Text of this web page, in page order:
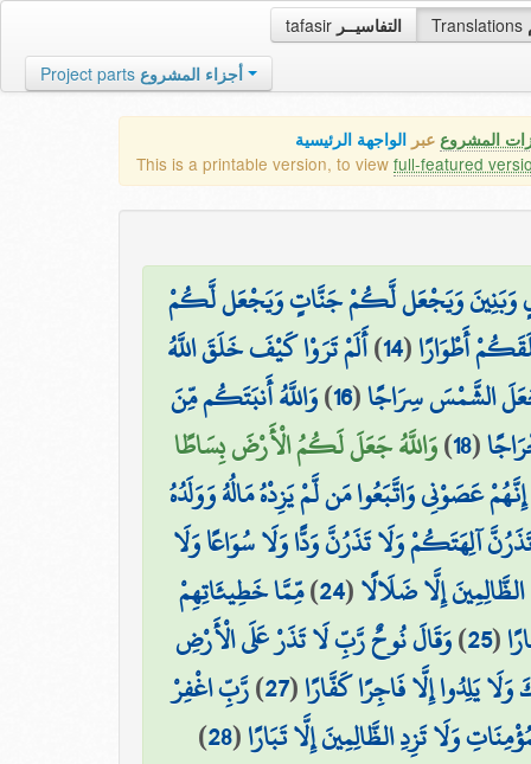
tafasir التفاسيــر Translations
Project parts أجزاء المشروع
المشروع عبر الواجهة الرئيسية
This is a printable version, to view full-featured
وَبَنِينَ وَيَجْعَل لَّكُمْ جَنَّاتٍ وَيَجْعَل لَّكُمْ
أَطْوَارًا(
14
)أَلَمْ تَرَوْا كَيْفَ خَلَقَ اللَّهُ
الشَّمْسَ سِرَاجًا(
16
)وَاللَّهُ أَنبَتَكُم مِّنَ
(
18
)وَاللَّهُ جَعَلَ لَكُمُ الْأَرْضَ بِسَاطًا
عَصَوْنِي وَاتَّبَعُوا مَن لَّمْ يَزِدْهُ مَالُهُ وَوَلَدُهُ
تَذَرُنَّ آلِهَتَكُمْ وَلَا تَذَرُنَّ وَدًّا وَلَا سُوَاعًا وَلَا
إِلَّا ضَلَالًا(
24
)مِّمَّا خَطِيئَاتِهِمْ
(
25
)وَقَالَ نُوحٌ رَّبِّ لَا تَذَرْ عَلَى الْأَرْضِ
يَلِدُوا إِلَّا فَاجِرًا كَفَّارًا(
27
)رَّبِّ اغْفِرْ
وَلَا تَزِدِ الظَّالِمِينَ إِلَّا تَبَارًا(
28
)